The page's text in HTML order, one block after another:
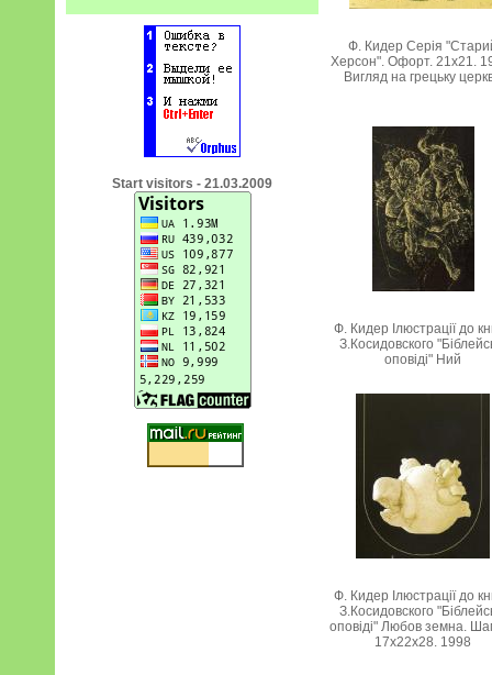
Start visitors - 21.03.2009
Ф. Кидер Серія
Херсон". Офорт. 21х21.
Вигляд на грецьку
Ф. Кидер Ілюстрації до
З.Косидовского
оповіді" Ний
Ф. Кидер Ілюстрації до
З.Косидовского
оповіді" Любов земна.
17х22х28. 1998